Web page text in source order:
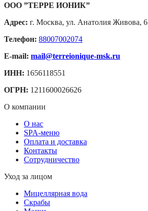
ООО ”ТЕРРЕ ИОНИК”
Адрес: г. Москва, ул. Анатолия Живова, 6
Телефон: 88007002074
E-mail: mail@terreionique-msk.ru
ИНН: 1656118551
ОГРН: 1211600026626
О компании
О нас
SPA-меню
Оплата и доставка
Контакты
Сотрудничество
Уход за лицом
Мицеллярная вода
Скрабы